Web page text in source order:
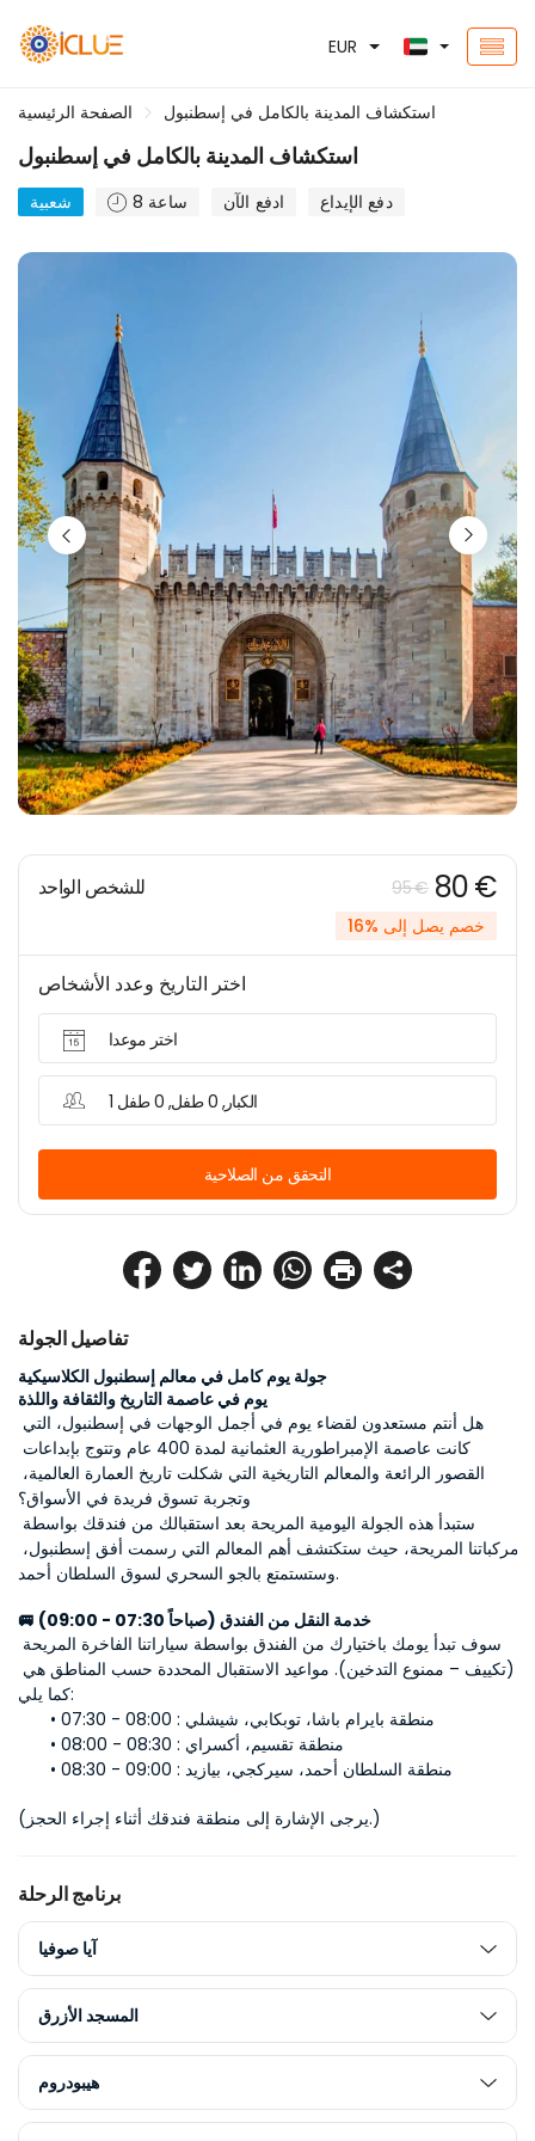
EUR
الصفحة الرئيسية استكشاف المدينة بالكامل في إسطنبول
استكشاف المدينة بالكامل في إسطنبول
شعبية 8 ساعة ادفع الآن دفع الإيداع
تفاصيل الجولة
جولة يوم كامل في معالم إسطنبول الكلاسيكية
يوم في عاصمة التاريخ والثقافة واللذة
وتجربة تسوق فريدة في الأسواق؟
وستستمتع بالجو السحري لسوق السلطان أحمد.
🚐 خدمة النقل من الفندق (صباحاً 07:30 - 09:00)
كما يلي:
07:30 - 08:00 : منطقة بايرام باشا، توبكابي، شيشلي
08:00 - 08:30 : منطقة تقسيم، أكسراي
08:30 - 09:00 : منطقة السلطان أحمد، سيركجي، بيازيد
(يرجى الإشارة إلى منطقة فندقك أثناء إجراء الحجز.)
برنامج الرحلة
آيا صوفيا
المسجد الأزرق
هيبودروم
للشخص الواحد 95 € 80 €
خصم يصل إلى %16
اختر التاريخ وعدد الأشخاص
اختر موعدا
1 الكبار, 0 طفل, 0 طفل
التحقق من الصلاحية